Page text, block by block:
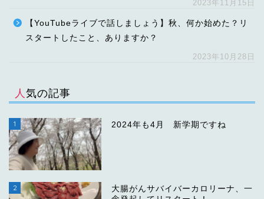
2023年11月15日
【YouTubeライブで話しましょう】秋、何か始めた？リ
スタートしたこと、ありますか？
2023年10月28日
人気の記事
1 2024年も4月 新学期ですね
2
大腸がんサバイバーカロリーナ、一